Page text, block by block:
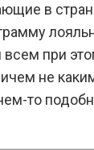
в
всем при
не
то